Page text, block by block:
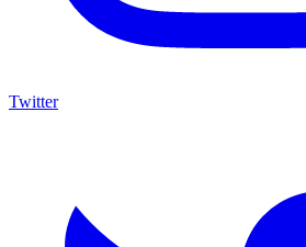
Twitter